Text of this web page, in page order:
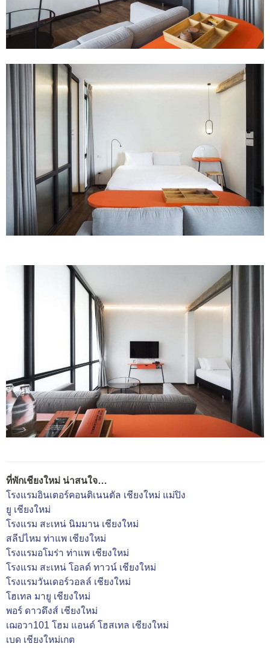
ที่พักเชียงใหม่ น่าสนใจ…
โรงแรมอินเตอร์คอนติเนนตัล เชียงใหม่ แม่ปิง
ยู เชียงใหม่
โรงแรม สะเหน่ นิมมาน เชียงใหม่
สลีปไหม ท่าแพ เชียงใหม่
โรงแรมอโมร่า ท่าแพ เชียงใหม่
โรงแรม สะเหน่ โอลด์ ทาวน์ เชียงใหม่
โรงแรมวันเดอร์วอลล์ เชียงใหม่
โฮเทล มายู เชียงใหม่
พอร์ ดาวดึงส์ เชียงใหม่
เฌอวา101 โฮม แอนด์ โฮสเทล เชียงใหม่
เบด เชียงใหม่เกต